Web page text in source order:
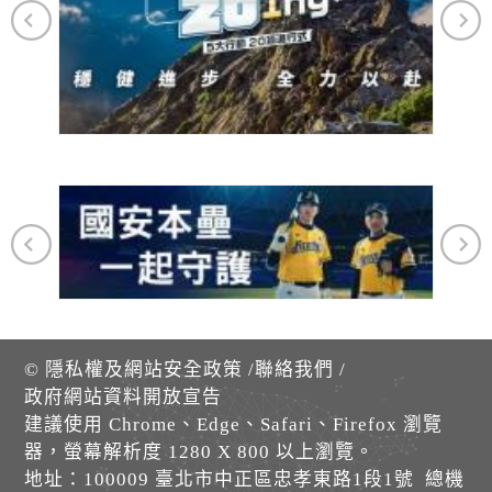
© 隱私權及網站安全政策 /聯絡我們 /
政府網站資料開放宣告
建議使用 Chrome、Edge、Safari、Firefox 瀏覽
器，螢幕解析度 1280 X 800 以上瀏覽。
地址：100009 臺北市中正區忠孝東路1段1號 總機